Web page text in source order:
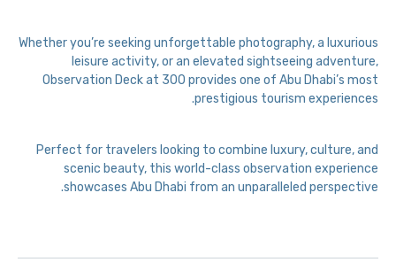
Whether you’re seeking unforgettable photography, a luxurious
leisure activity, or an elevated sightseeing adventure,
Observation Deck at 300 provides one of Abu Dhabi’s most
prestigious tourism experiences.
Perfect for travelers looking to combine luxury, culture, and
scenic beauty, this world-class observation experience
showcases Abu Dhabi from an unparalleled perspective.